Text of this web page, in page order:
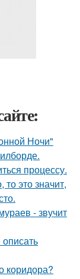
Ночи"
процессу.
это значит,
- звучит
коридора?